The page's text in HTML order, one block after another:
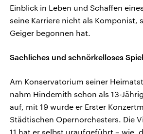
Einblick in Leben und Schaffen
seine Karriere nicht als Komponist,
Geiger begonnen hat.
Sachliches und schnörkelloses Spiel
Am Konservatorium seiner
nahm Hindemith schon als 13-
auf, mit 19 wurde er Erster
Städtischen Opernorchesters. Die
11 hat er selbst uraufgeführt – wie,